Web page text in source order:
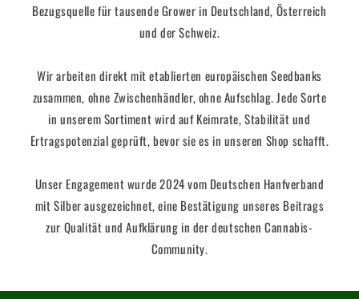
Bezugsquelle für tausende Grower in Deutschland, Österreich
und der Schweiz.
Wir arbeiten direkt mit etablierten europäischen Seedbanks
zusammen, ohne Zwischenhändler, ohne Aufschlag. Jede Sorte
in unserem Sortiment wird auf Keimrate, Stabilität und
Ertragspotenzial geprüft, bevor sie es in unseren Shop schafft.
Unser Engagement wurde 2024 vom Deutschen Hanfverband
mit Silber ausgezeichnet, eine Bestätigung unseres Beitrags
zur Qualität und Aufklärung in der deutschen Cannabis-
Community.